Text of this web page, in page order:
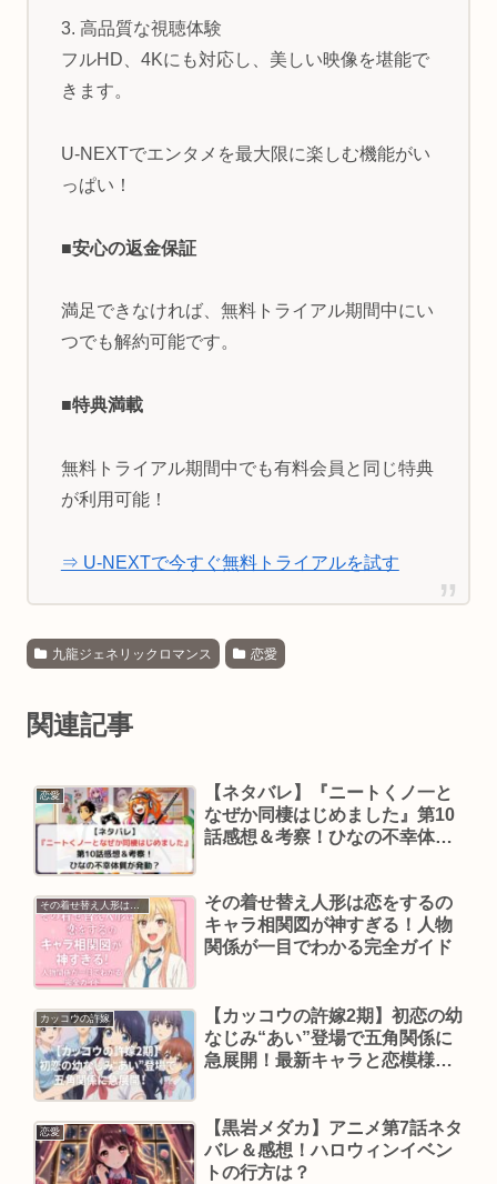
3. 高品質な視聴体験
フルHD、4Kにも対応し、美しい映像を堪能で
きます。
U-NEXTでエンタメを最大限に楽しむ機能がい
っぱい！
■安心の返金保証
満足できなければ、無料トライアル期間中にい
つでも解約可能です。
■特典満載
無料トライアル期間中でも有料会員と同じ特典
が利用可能！
⇒ U-NEXTで今すぐ無料トライアルを試す
九龍ジェネリックロマンス 恋愛
関連記事
恋愛
【ネタバレ】『ニートくノ一と
なぜか同棲はじめました』第10
話感想＆考察！ひなの不幸体質
その着せ替え人形は恋をする
その着せ替え人形は恋をするの
キャラ相関図が神すぎる！人物
関係が一目でわかる完全ガイド
カッコウの許嫁
【カッコウの許嫁2期】初恋の幼
なじみ“あい”登場で五角関係に
急展開！最新キャラと恋模様を
恋愛
【黒岩メダカ】アニメ第7話ネタ
バレ＆感想！ハロウィンイベン
トの行方は？